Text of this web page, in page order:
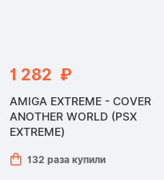
1 282 ₽
AMIGA EXTREME - COVER
ANOTHER WORLD (PSX
EXTREME)
132 раза купили